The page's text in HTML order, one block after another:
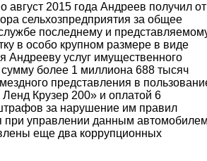
август 2015 года Андреев получил от
сельхозпредприятия за общее
последнему и
в особо крупном размере в виде
Андрееву услуг имущественного
более 1 миллиона 688 тысяч
представления в
Крузер 200» и оплатой 6
за нарушение им правил
при управлении данным
еще два коррупционных